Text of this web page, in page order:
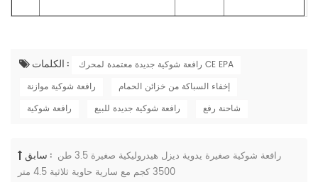
الكلمات :
رافعة شوكية جديدة معتمدة لمحرك CE EPA
رافعة شوكية موازنة
إخفاء السباكة من خزائن الحمام
رافعة شوكية
رافعة شوكية جديدة للبيع شاحنة رفع
سابق : رافعة شوكية صغيرة يدوية ديزل هيدروليكية صغيرة 3.5 طن
3500 كجم مع سارية حاوية ثلاثية 4.5 متر